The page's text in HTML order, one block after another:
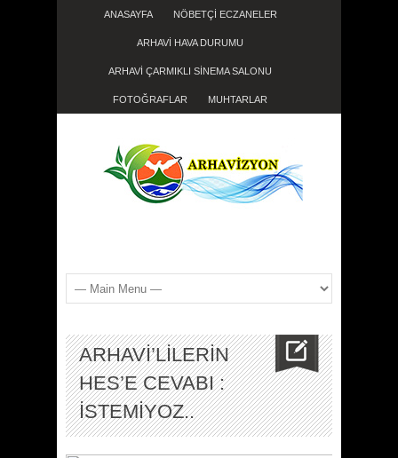
ANASAYFA NÖBETÇİ ECZANELER
ARHAVİ HAVA DURUMU
ARHAVİ ÇARMIKLI SİNEMA SALONU
FOTOĞRAFLAR MUHTARLAR
ARHAVİ’LİLERİN
HES’E CEVABI :
İSTEMİYOZ..